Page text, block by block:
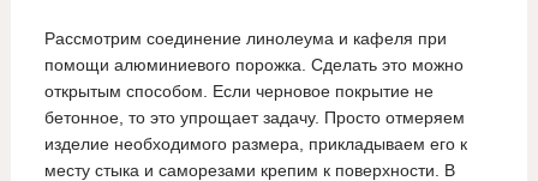
Рассмотрим соединение линолеума и кафеля при
помощи алюминиевого порожка. Сделать это можно
открытым способом. Если черновое покрытие не
бетонное, то это упрощает задачу. Просто отмеряем
изделие необходимого размера, прикладываем его к
месту стыка и саморезами крепим к поверхности. В